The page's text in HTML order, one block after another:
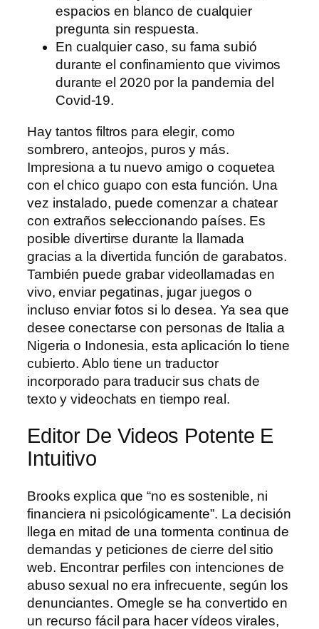
espacios en blanco de cualquier
pregunta sin respuesta.
En cualquier caso, su fama subió
durante el confinamiento que vivimos
durante el 2020 por la pandemia del
Covid-19.
Hay tantos filtros para elegir, como
sombrero, anteojos, puros y más.
Impresiona a tu nuevo amigo o coquetea
con el chico guapo con esta función. Una
vez instalado, puede comenzar a chatear
con extraños seleccionando países. Es
posible divertirse durante la llamada
gracias a la divertida función de garabatos.
También puede grabar videollamadas en
vivo, enviar pegatinas, jugar juegos o
incluso enviar fotos si lo desea. Ya sea que
desee conectarse con personas de Italia a
Nigeria o Indonesia, esta aplicación lo tiene
cubierto. Ablo tiene un traductor
incorporado para traducir sus chats de
texto y videochats en tiempo real.
Editor De Videos Potente E
Intuitivo
Brooks explica que “no es sostenible, ni
financiera ni psicológicamente”. La decisión
llega en mitad de una tormenta continua de
demandas y peticiones de cierre del sitio
web. Encontrar perfiles con intenciones de
abuso sexual no era infrecuente, según los
denunciantes. Omegle se ha convertido en
un recurso fácil para hacer vídeos virales,